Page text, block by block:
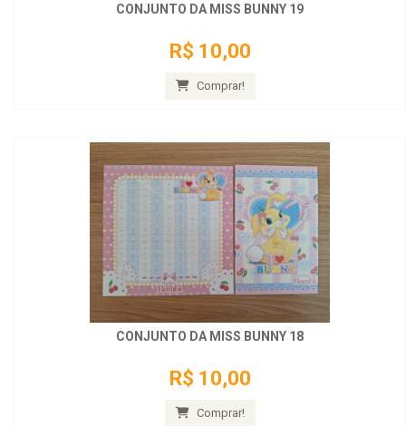
CONJUNTO DA MISS BUNNY 19
R$ 10,00
Comprar!
CONJUNTO DA MISS BUNNY 18
R$ 10,00
Comprar!